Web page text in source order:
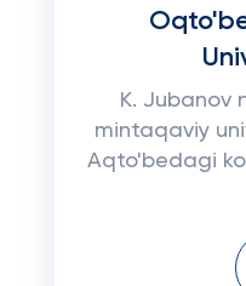
K. Jubanov
mintaqaviy
Aqto'bedagi